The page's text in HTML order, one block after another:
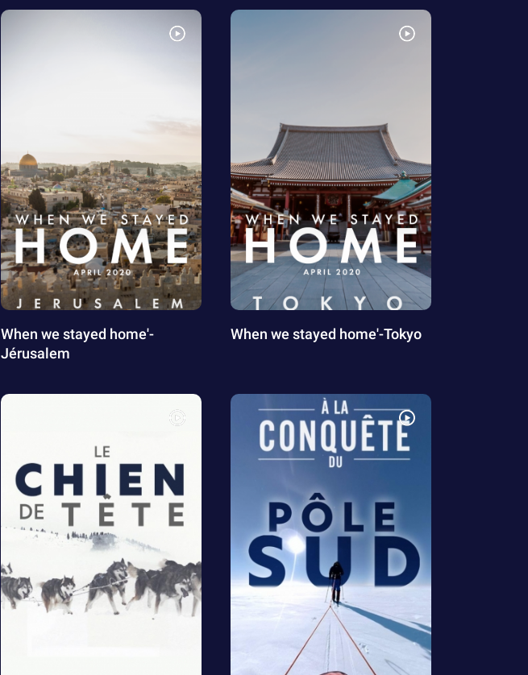
When we stayed home'-
Jérusalem
When we stayed home'-Tokyo